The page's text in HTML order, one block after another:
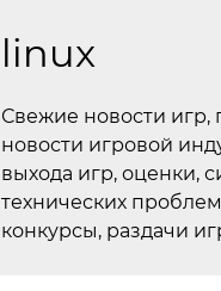
linux
Свежие новости игр,
новости игровой
выхода игр, оценки,
технических
конкурсы, раздачи